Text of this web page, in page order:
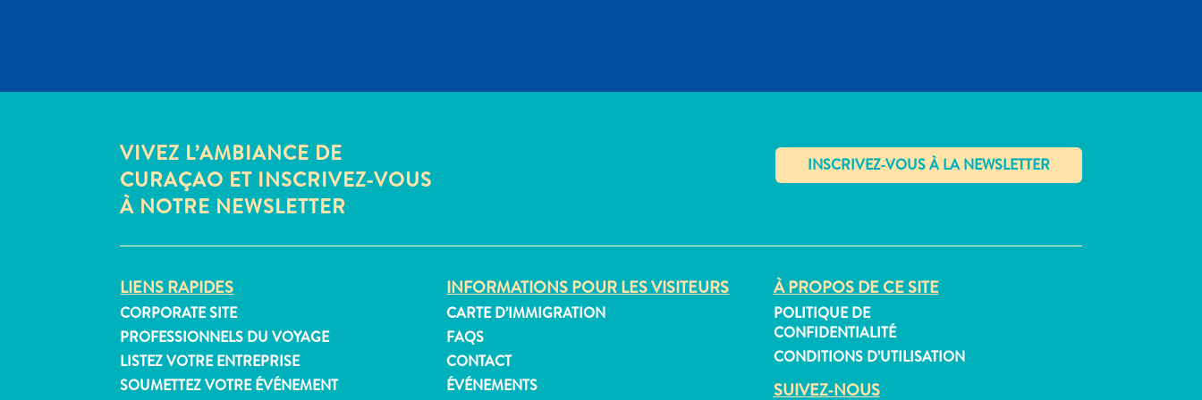
VIVEZ L’AMBIANCE DE
CURAÇAO ET INSCRIVEZ-VOUS
À NOTRE NEWSLETTER
✕
LIENS RAPIDES
CORPORATE SITE
PROFESSIONNELS DU VOYAGE
LISTEZ VOTRE ENTREPRISE
SOUMETTEZ VOTRE ÉVÉNEMENT
INFORMATIONS POUR LES VISITEURS
CARTE D’IMMIGRATION
FAQS
CONTACT
ÉVÉNEMENTS
À PROPOS DE CE SITE
POLITIQUE DE
CONFIDENTIALITÉ
CONDITIONS D’UTILISATION
SUIVEZ-NOUS